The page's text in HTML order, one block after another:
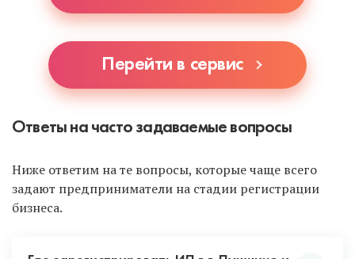
Перейти в сервис
Ответы на часто задаваемые вопросы
Ниже ответим на те вопросы, которые чаще всего
задают предприниматели на стадии регистрации
бизнеса.